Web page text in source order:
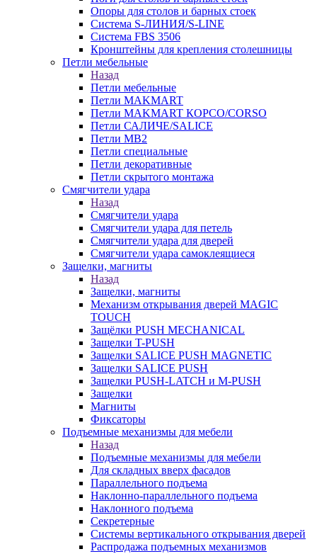
Опоры для столов и барных стоек
Система S-ЛИНИЯ/S-LINE
Система FBS 3506
Кронштейны для крепления столешницы
Петли мебельные
Назад
Петли мебельные
Петли MAKMART
Петли MAKMART КОРСО/CORSO
Петли САЛИЧЕ/SALICE
Петли MB2
Петли специальные
Петли декоративные
Петли скрытого монтажа
Смягчители удара
Назад
Смягчители удара
Смягчители удара для петель
Смягчители удара для дверей
Cмягчители удара самоклеящиеся
Защелки, магниты
Назад
Защелки, магниты
Механизм открывания дверей MAGIC
TOUCH
Защёлки PUSH MECHANICAL
Защелки T-PUSH
Защелки SALICE PUSH MAGNETIC
Защелки SALICE PUSH
Защелки PUSH-LATCH и M-PUSH
Защелки
Магниты
Фиксаторы
Подъемные механизмы для мебели
Назад
Подъемные механизмы для мебели
Для складных вверх фасадов
Параллельного подъема
Наклонно-параллельного подъема
Наклонного подъема
Секретерные
Системы вертикального открывания дверей
Распродажа подъемных механизмов